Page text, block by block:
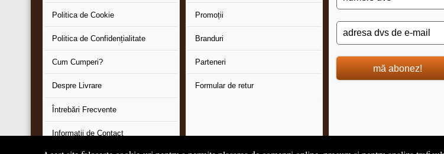
Politica de Cookie
Politica de Confidențialitate
Cum Cumperi?
Despre Livrare
Întrebări Frecvente
Informaţii de Contact
Promoții
Branduri
Parteneri
Formular de retur
mă abonez!